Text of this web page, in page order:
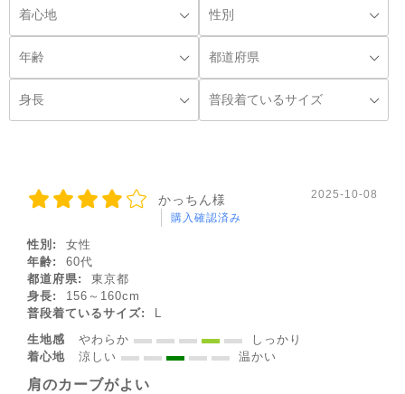
かっちん様
購入確認済み
2025-10-08
性別:
女性
年齢:
60代
都道府県:
東京都
身長:
156～160cm
普段着ているサイズ:
L
生地感
やわらか
しっかり
着心地
涼しい 温かい
肩のカーブがよい